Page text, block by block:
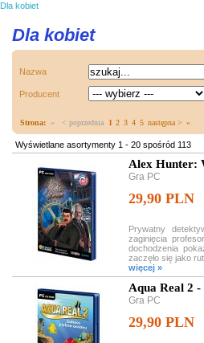
Dla kobiet
Dla kobiet
Nazwa
Producent
Strona: « < poprzednia 1 2 3 4 5 następna > »
Wyświetlane asortymenty 1 - 20 spośród 113
Alex Hunter:
Gra PC
29,90 PLN
Prywatny
zaginięcia
dochodzenia
zaczęło się jako
więcej »
Aqua Real 2 -
Gra PC
29,90 PLN